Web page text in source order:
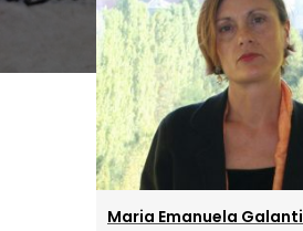
Maria Emanuela Galanti